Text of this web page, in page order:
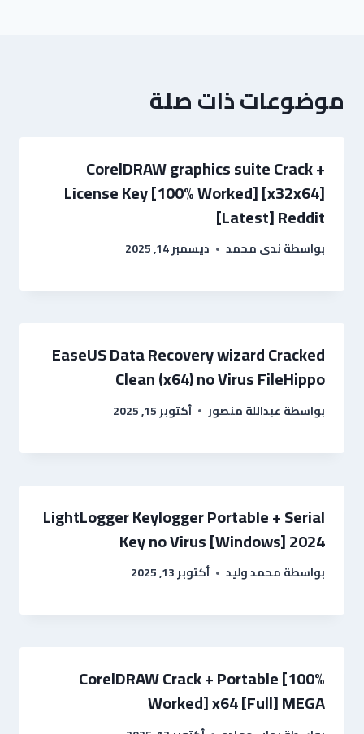
موضوعات ذات صلة
CorelDRAW graphics suite Crack +
License Key [100% Worked] [x32x64]
[Latest] Reddit
بواسطةندى محمد ديسمبر 14, 2025
EaseUS Data Recovery wizard Cracked
Clean (x64) no Virus FileHippo
بواسطةعبداللة منصور أكتوبر 15, 2025
LightLogger Keylogger Portable + Serial
Key no Virus [Windows] 2024
بواسطةمحمد وليد أكتوبر 13, 2025
CorelDRAW Crack + Portable [100%
Worked] x64 [Full] MEGA